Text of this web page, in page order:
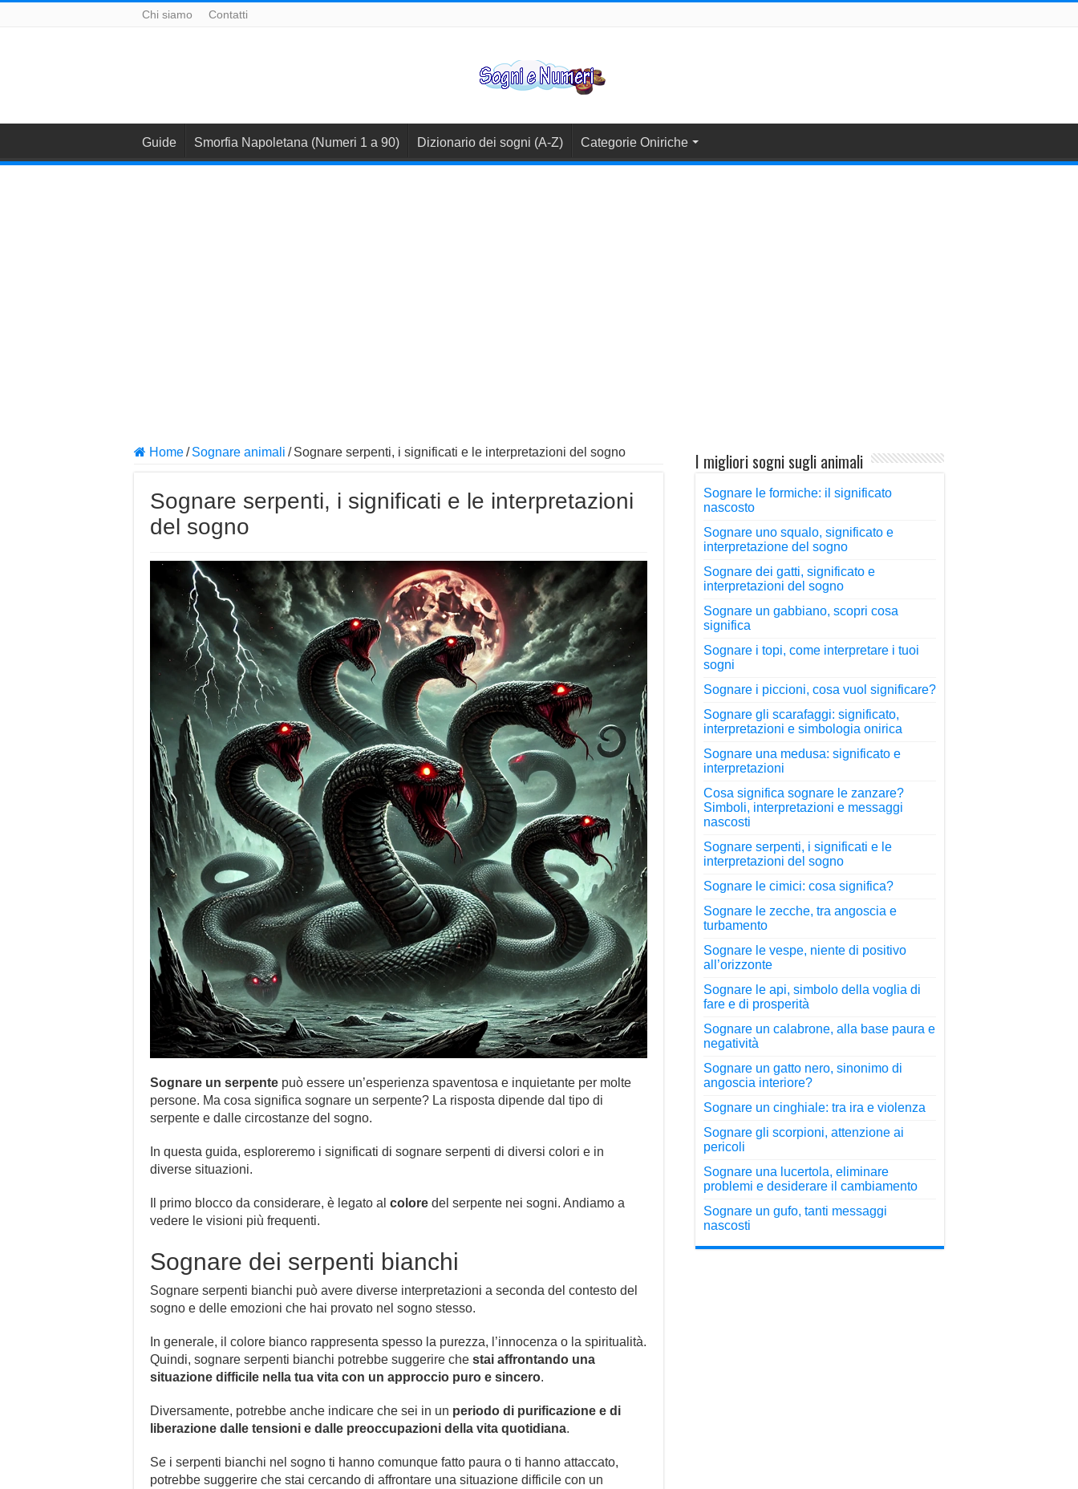
Chi siamo Contatti
Guide Smorfia Napoletana (Numeri 1 a 90) Dizionario dei sogni (A-Z) Categorie Oniriche
Home/ Sognare animali / Sognare serpenti, i significati e le interpretazioni del sogno
Sognare serpenti, i significati e le interpretazioni
del sogno
Sognare un serpente può essere un’esperienza spaventosa e inquietante per molte
persone. Ma cosa significa sognare un serpente? La risposta dipende dal tipo di
serpente e dalle circostanze del sogno.
In questa guida, esploreremo i significati di sognare serpenti di diversi colori e in
diverse situazioni.
Il primo blocco da considerare, è legato al colore del serpente nei sogni. Andiamo a
vedere le visioni più frequenti.
Sognare dei serpenti bianchi
Sognare serpenti bianchi può avere diverse interpretazioni a seconda del contesto del
sogno e delle emozioni che hai provato nel sogno stesso.
In generale, il colore bianco rappresenta spesso la purezza, l’innocenza o la spiritualità.
Quindi, sognare serpenti bianchi potrebbe suggerire che stai affrontando una
situazione difficile nella tua vita con un approccio puro e sincero.
Diversamente, potrebbe anche indicare che sei in un periodo di purificazione e di
liberazione dalle tensioni e dalle preoccupazioni della vita quotidiana.
Se i serpenti bianchi nel sogno ti hanno comunque fatto paura o ti hanno attaccato,
potrebbe suggerire che stai cercando di affrontare una situazione difficile con un
I migliori sogni sugli animali
Sognare le formiche: il significato
nascosto
Sognare uno squalo, significato e
interpretazione del sogno
Sognare dei gatti, significato e
interpretazioni del sogno
Sognare un gabbiano, scopri cosa
significa
Sognare i topi, come interpretare i tuoi
sogni
Sognare i piccioni, cosa vuol significare?
Sognare gli scarafaggi: significato,
interpretazioni e simbologia onirica
Sognare una medusa: significato e
interpretazioni
Cosa significa sognare le zanzare?
Simboli, interpretazioni e messaggi
nascosti
Sognare serpenti, i significati e le
interpretazioni del sogno
Sognare le cimici: cosa significa?
Sognare le zecche, tra angoscia e
turbamento
Sognare le vespe, niente di positivo
all’orizzonte
Sognare le api, simbolo della voglia di
fare e di prosperità
Sognare un calabrone, alla base paura e
negatività
Sognare un gatto nero, sinonimo di
angoscia interiore?
Sognare un cinghiale: tra ira e violenza
Sognare gli scorpioni, attenzione ai
pericoli
Sognare una lucertola, eliminare
problemi e desiderare il cambiamento
Sognare un gufo, tanti messaggi
nascosti